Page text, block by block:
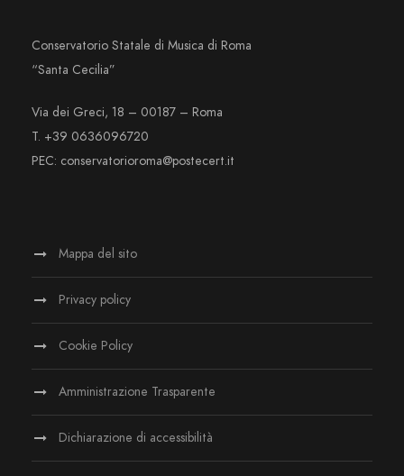
Conservatorio Statale di Musica di Roma
“Santa Cecilia”
Via dei Greci, 18 – 00187 – Roma
T. +39 0636096720
PEC: conservatorioroma@postecert.it
Mappa del sito
Privacy policy
Cookie Policy
Amministrazione Trasparente
Dichiarazione di accessibilità